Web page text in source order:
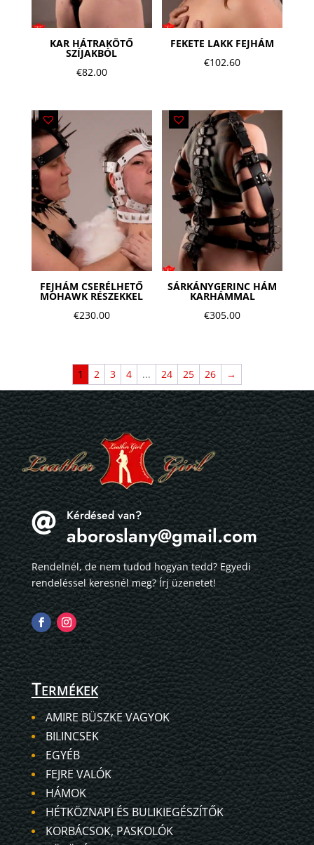
KAR HÁTRAKÖTŐ
SZÍJAKBÓL
€82.00
FEKETE LAKK FEJHÁM
€102.60
FEJHÁM CSERÉLHETŐ
MOHAWK RÉSZEKKEL
€230.00
SÁRKÁNYGERINC HÁM
KARHÁMMAL
€305.00
1 2 3 4 ... 24 25 26 →
 Kérdésed van?
aboroslany@gmail.com
Rendelnél, de nem tudod hogyan tedd? Egyedi
rendeléssel keresnél meg? Írj üzenetet!
Termékek
AMIRE BÜSZKE VAGYOK
BILINCSEK
EGYÉB
FEJRE VALÓK
HÁMOK
HÉTKÖZNAPI ÉS BULIKIEGÉSZÍTŐK
KORBÁCSOK, PASKOLÓK